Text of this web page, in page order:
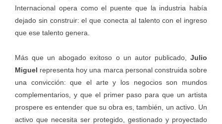
Internacional opera como el puente que la industria había
dejado sin construir: el que conecta al talento con el ingreso
que ese talento genera.
Más que un abogado exitoso o un autor publicado, Julio
Miguel representa hoy una marca personal construida sobre
una convicción: que el arte y los negocios son mundos
complementarios, y que el primer paso para que un artista
prospere es entender que su obra es, también, un activo. Un
activo que necesita ser protegido, gestionado y proyectado